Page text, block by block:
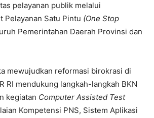
pelayanan publik melalui
Pelayanan Satu Pintu (One Stop
Pemerintahan Daerah Provinsi dan
reformasi birokrasi di
RI mendukung langkah-langkah BKN
kegiatan Computer Assisted Test
Kompetensi PNS, Sistem Aplikasi